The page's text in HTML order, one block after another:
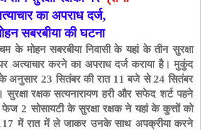
का अपराध दर्ज,
सबरबीया की घटना
के मोहन सबरबीया निवासी के यहां के तीन सुरक्षा
पर अत्याचार करने का अपराध दर्ज कराया है। मुकुंद
के अनुसार 23 सितंबर की रात 11 बजे से 24 सितंबर
रक्षक सत्यनारायण हरी और सफेद शर्ट पहने
2 सोसायटी के सुरक्षा रक्षक ने यहां के कुत्तों को
में रात में ले जाकर उनके साथ अपक्रीया करने